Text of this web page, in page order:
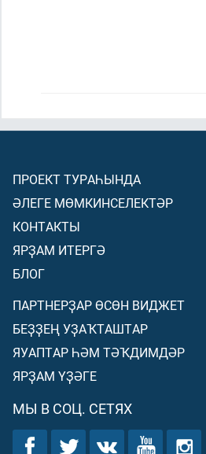
ПРОЕКТ ТУРАҺЫНДА
ӘЛЕГЕ МӨМКИНСЕЛЕКТӘР
КОНТАКТЫ
ЯРҘАМ ИТЕРГӘ
БЛОГ
ПАРТНЕРҘАР ӨСӨН ВИДЖЕТ
БЕҘҘЕҢ УҘАҠТАШТАР
ЯУАПТАР ҺӘМ ТӘҠДИМДӘР
ЯРҘАМ ҮҘӘГЕ
МЫ В СОЦ. СЕТЯХ